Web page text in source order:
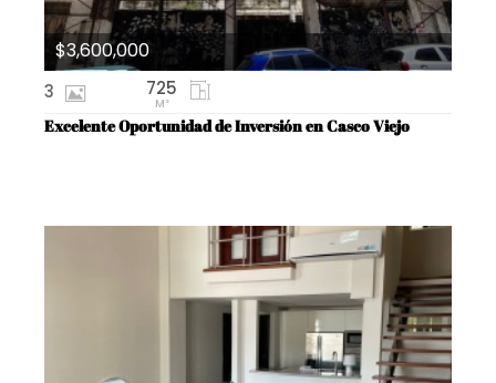
Excelente Oportunidad de Inversión en Casco Viejo
3 725
M²
$3,600,000